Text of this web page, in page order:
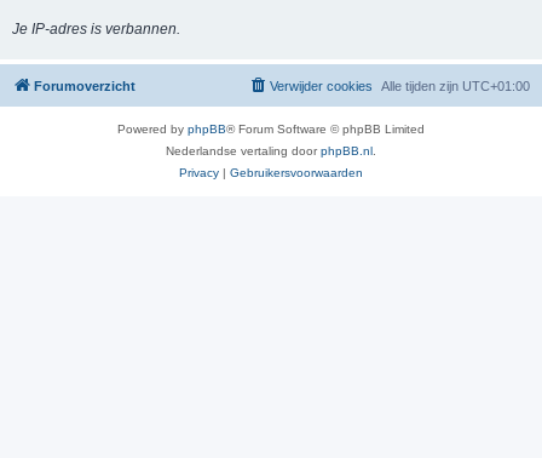
Je IP-adres is verbannen.
Forumoverzicht Alle tijden zijn UTC+01:00
Verwijder cookies
Powered by phpBB® Forum Software © phpBB Limited
Nederlandse vertaling doorphpBB.nl
Privacy | Gebruikersvoorwaarden